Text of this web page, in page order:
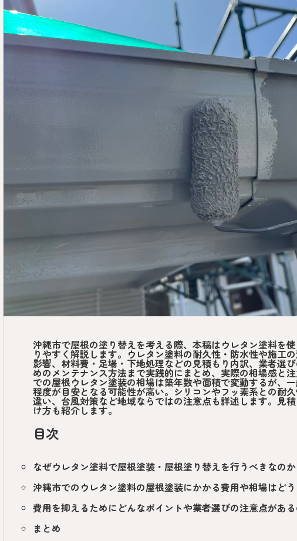
沖縄市で屋根の塗り替えを考える際、本稿はウレタン塗料を
りやすく解説します。ウレタン塗料の耐久性・防水性や施工
影響、材料費・足場・下地処理などの見積もり内訳、業者選
めのメンテナンス方法まで実践的にまとめ、実際の相場感と
での屋根ウレタン塗装の相場は築年数や面積で変動するが、
程度が目安となる可能性が高い。シリコンやフッ素系との耐
違い、台風対策など地域ならではの注意点も詳述します。見
け方も紹介します。
目次
なぜウレタン塗料で屋根塗装・屋根塗り替えを行うべきなのか
沖縄市でのウレタン塗料の屋根塗装にかかる費用や相場はど
費用を抑えるためにどんなポイントや業者選びの注意点があ
まとめ